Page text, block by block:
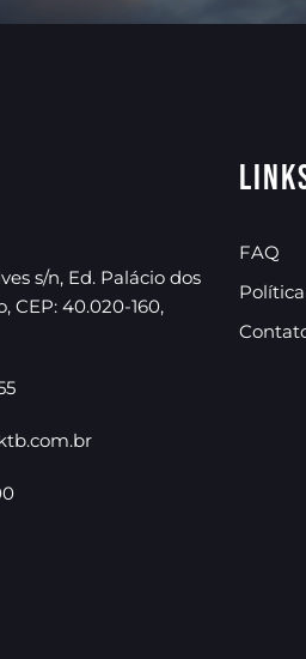
s/n, Ed. Palácio dos
CEP: 40.020-160,
FAQ